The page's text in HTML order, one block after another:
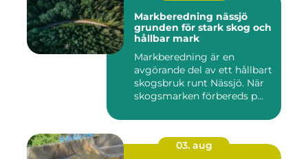
Markberedning nässjö
grunden för stark skog och
hållbar mark
Markberedning är en
avgörande del av ett hållbart
skogsbruk runt Nässjö. När
skogsmarken förbereds p...
03. aug